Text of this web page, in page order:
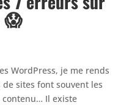
😱
WordPress, je me rends
sites font souvent les
contenu… Il existe